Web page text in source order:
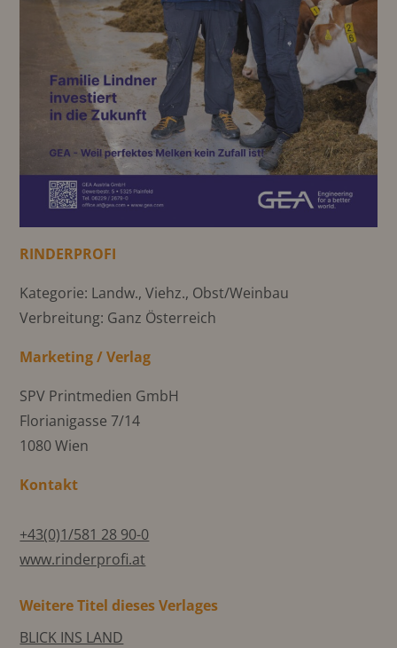
RINDERPROFI
Kategorie: Landw., Viehz., Obst/Weinbau
Verbreitung: Ganz Österreich
Marketing / Verlag
SPV Printmedien GmbH
Florianigasse 7/14
1080 Wien
Kontakt
+43(0)1/581 28 90-0
www.rinderprofi.at
Weitere Titel dieses Verlages
BLICK INS LAND